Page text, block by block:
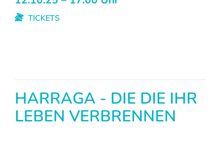
TICKETS
HARRAGA - DIE DIE IHR
LEBEN VERBRENNEN